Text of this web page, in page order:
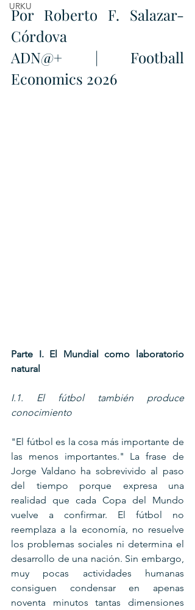
URKU
Por Roberto F. Salazar-
Córdova
ADN@+ | Football
Economics 2026
Parte I. El Mundial como laboratorio
natural
I.1. El fútbol también produce
conocimiento
"El fútbol es la cosa más importante de
las menos importantes." La frase de
Jorge Valdano ha sobrevivido al paso
del tiempo porque expresa una
realidad que cada Copa del Mundo
vuelve a confirmar. El fútbol no
reemplaza a la economía, no resuelve
los problemas sociales ni determina el
desarrollo de una nación. Sin embargo,
muy pocas actividades humanas
consiguen condensar en apenas
noventa minutos tantas dimensiones